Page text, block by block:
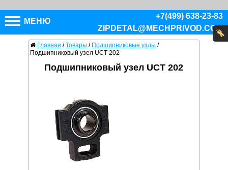
МЕНЮ
+7(499) 638-23-83
ZIPDETAL@MECHPRIVOD.COM
Главная / Товары / Подшипниковые узлы /
Подшипниковый узел UCT 202
Подшипниковый узел UCT 202